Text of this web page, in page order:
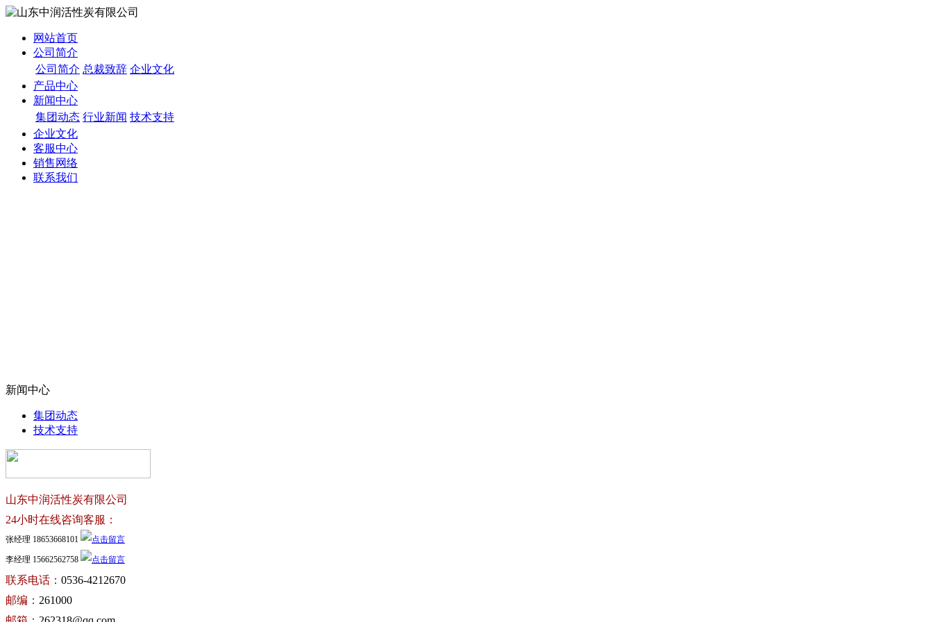
网站首页
公司简介
公司简介 总裁致辞 企业文化
产品中心
新闻中心
集团动态 行业新闻 技术支持
企业文化
客服中心
销售网络
联系我们
新闻中心
集团动态
技术支持
山东中润活性炭有限公司
24小时在线咨询客服：
张经理 18653668101
李经理 15662562758
联系电话： 0536-4212670
邮编： 261000